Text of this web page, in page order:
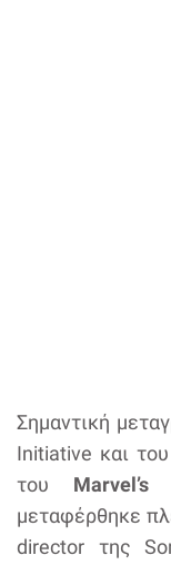
Σημαντική
Initiative και
του Marvel’s
μεταφέρθηκε
director της